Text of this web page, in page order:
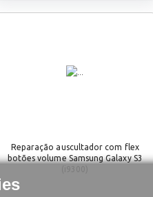
Reparação auscultador com flex
botões volume Samsung Galaxy S3